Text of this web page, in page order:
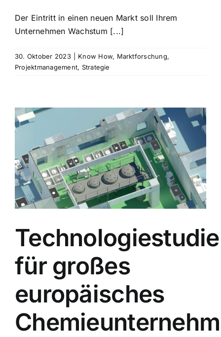
Der Eintritt in einen neuen Markt soll Ihrem
Unternehmen Wachstum [...]
30. Oktober 2023 Know How, Marktforschung,
Projektmanagement, Strategie
Technologiestudie
für großes
europäisches